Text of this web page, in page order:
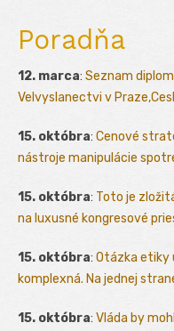
Poradňa
12. marca: Seznam
Velvyslanectvi v
15. októbra: Cenové
nástroje manipulácie
15. októbra: Toto je
na luxusné kongresové
15. októbra: Otázka etiky
komplexná. Na jednej
15. októbra: Vláda by